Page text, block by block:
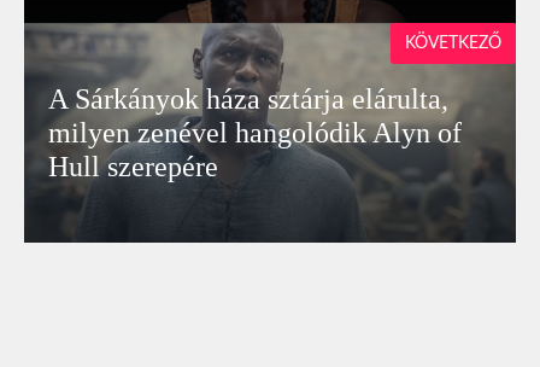
A Sárkányok háza sztárja elárulta,
milyen zenével hangolódik Alyn of
Hull szerepére
KÖVETKEZŐ